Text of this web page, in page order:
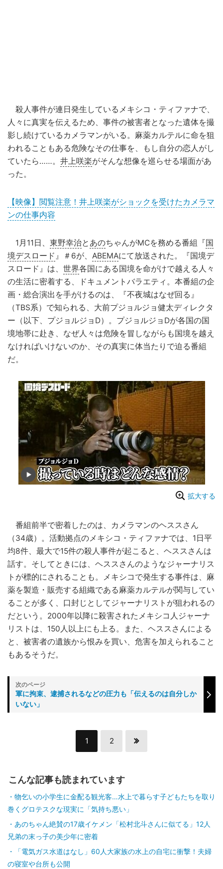
殺人事件が連日発生しているメキシコ・ティファナで、
人々に真実を伝えるため、事件の被害者となった遺体を撮
影し続けているカメラマンがいる。麻薬カルテルに命を狙
われることもある危険なその仕事を、もし自分の恋人がし
ていたら……。 井上咲楽がそんな想像を巡らせる場面があ
った。
【映像】閲覧注意！井上咲楽がショックを受けたカメラマ
ンの仕事内容
1月11日、 東野幸治と あのちゃんがMCを務める番組『国
境デスロード 』＃6が、 ABEMAにて放送された。『国境デ
スロード』は、 世界各国にある国境を命がけで越える人々
の生活に密着する、ドキュメントバラエティ。本番組の企
画・総合演出を手がけるのは、『不夜城はなぜ回る』
（TBS系）で知られる、大前プジョルジョ健太ディレクタ
ー（以下、プジョルジョD）。プジョルジョDが各国の国
境地帯に赴き、なぜ人々は危険を冒しながらも国境を越え
なければいけないのか、その真実に体当たりで迫る番組
だ。
拡大する
番組前半で密着したのは、カメラマンのヘススさん
（34歳）。活動拠点のメキシコ・ティファナでは、1日平
均8件、最大で15件の殺人事件が起こると、ヘススさんは
話す。そしてときには、ヘススさんのようなジャーナリス
トが標的にされることも。メキシコで発生する事件は、麻
薬を製造・販売する組織である麻薬カルテルが関与してい
ることが多く、口封じとしてジャーナリストが狙われるの
だという。2000年以降に殺害されたメキシコ人ジャーナ
リストは、150人以上にも上る。また、ヘススさんによる
と、被害者の遺族から恨みを買い、危害を加えられること
もあるそうだ。
軍に拘束、逮捕されるなどの圧力も「伝えるのは自分しか
いない」
1 2
こんな記事も読まれています
物乞いの小学生に金配る観光客…水上で暮らす子どもたちを取り
巻くグロテスクな現実に「気持ち悪い」
あのちゃん絶賛の17歳イケメン「松村北斗さんに似てる」12人
兄弟の末っ子の美少年に密着
「電気ガス水道はなし」60人大家族の水上の自宅に衝撃！夫婦
の寝室や台所も公開